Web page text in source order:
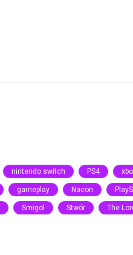
nintendo switch PS4
gameplay Nacon
Smigol Stwór The